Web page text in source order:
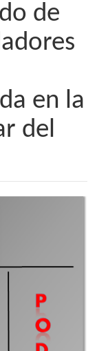
de
en la
del